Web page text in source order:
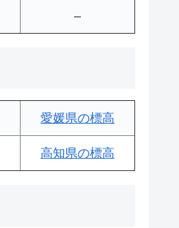
–
愛媛県の標高
高知県の標高